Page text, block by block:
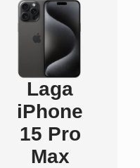
Laga
iPhone
15 Pro
Max